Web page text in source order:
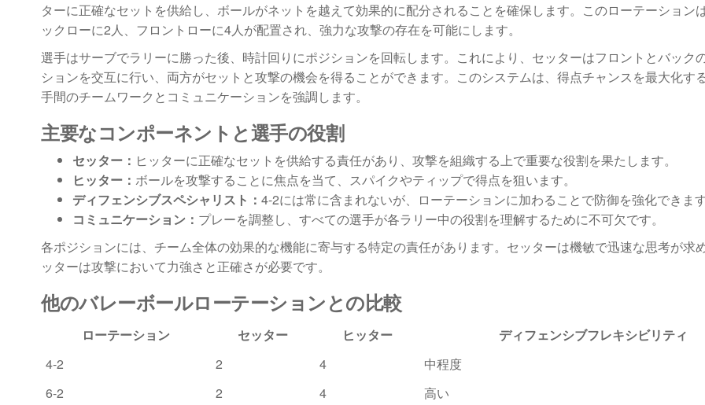
ターに正確なセットを供給し、ボールがネットを越えて効果的に配分されることを確保します。このローテーション
ックローに2人、フロントローに4人が配置され、強力な攻撃の存在を可能にします。
選手はサーブでラリーに勝った後、時計回りにポジションを回転します。これにより、セッターはフロントとバック
ションを交互に行い、両方がセットと攻撃の機会を得ることができます。このシステムは、得点チャンスを最大化す
手間のチームワークとコミュニケーションを強調します。
主要なコンポーネントと選手の役割
セッター： ヒッターに正確なセットを供給する責任があり、攻撃を組織する上で重要な役割を果たします。
ヒッター： ボールを攻撃することに焦点を当て、スパイクやティップで得点を狙います。
ディフェンシブスペシャリスト： 4-2には常に含まれないが、ローテーションに加わることで防御を強化できま
コミュニケーション： プレーを調整し、すべての選手が各ラリー中の役割を理解するために不可欠です。
各ポジションには、チーム全体の効果的な機能に寄与する特定の責任があります。セッターは機敏で迅速な思考が求
ッターは攻撃において力強さと正確さが必要です。
他のバレーボールローテーションとの比較
ローテーション セッター ヒッター
ディフェンシブフレキシビリティ
4-2
2 4
中程度
6-2
2 4
高い